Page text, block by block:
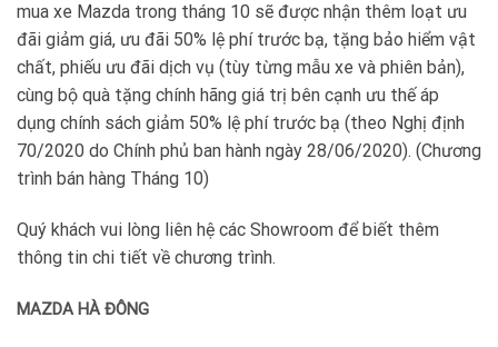
mua xe Mazda trong tháng 10 sẽ được nhận thêm loạt ưu
đãi giảm giá, ưu đãi 50% lệ phí trước bạ, tặng bảo hiểm vật
chất, phiếu ưu đãi dịch vụ (tùy từng mẫu xe và phiên bản),
cùng bộ quà tặng chính hãng giá trị bên cạnh ưu thế áp
dụng chính sách giảm 50% lệ phí trước bạ (theo Nghị định
70/2020 do Chính phủ ban hành ngày 28/06/2020). (Chương
trình bán hàng Tháng 10)
Quý khách vui lòng liên hệ các Showroom để biết thêm
thông tin chi tiết về chương trình.
MAZDA HÀ ĐÔNG